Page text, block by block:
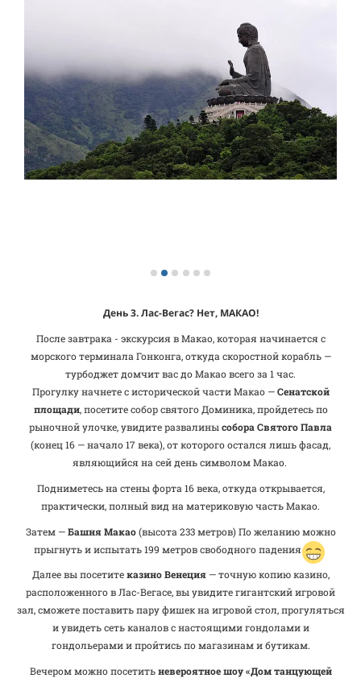
День 3.Лас-Вегас? Нет, МАКАО!
После завтрака - экскурсия в Макао, которая начинается с
морского терминала Гонконга, откуда скоростной корабль —
турбоджет домчит вас до Макао всего за 1 час.
Прогулку начнете с исторической части Макао —Сенатской
площади, посетите собор святого Доминика, пройдетесь по
рыночной улочке, увидите развалины собора Святого Павла
(конец 16 — начало 17 века), от которого остался лишь фасад,
являющийся на сей день символом Макао.
Подниметесь на стены форта 16 века, откуда открывается,
практически, полный вид на материковую часть Макао.
Затем —Башня Макао(высота 233 метров) По желанию можно
прыгнуть и испытать 199 метров свободного падения
Далее вы посетитеказино Венеция — точную копию казино,
расположенного в Лас-Вегасе, вы увидите гигантский игровой
зал, сможете поставить пару фишек на игровой стол, прогуляться
и увидеть сеть каналов с настоящими гондолами и
гондольерами и пройтись по магазинам и бутикам.
Вечером можно посетитьневероятное шоу «Дом танцующей